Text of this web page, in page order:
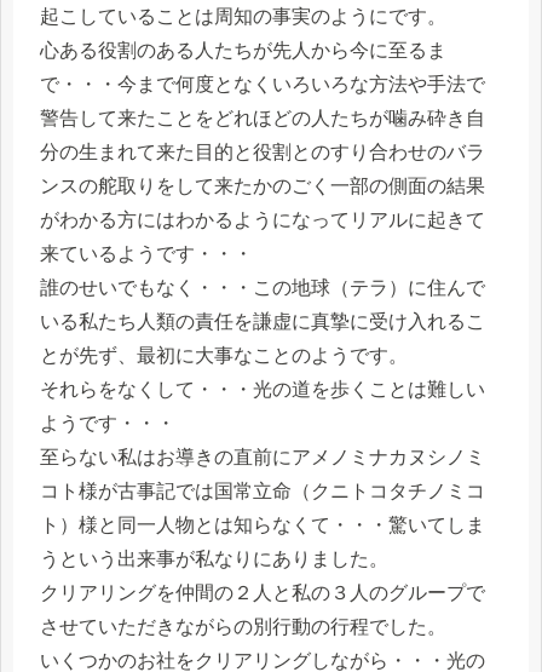
起こしていることは周知の事実のようにです。
心ある役割のある人たちが先人から今に至るま
で・・・今まで何度となくいろいろな方法や手法で
警告して来たことをどれほどの人たちが噛み砕き自
分の生まれて来た目的と役割とのすり合わせのバラ
ンスの舵取りをして来たかのごく一部の側面の結果
がわかる方にはわかるようになってリアルに起きて
来ているようです・・・
誰のせいでもなく・・・この地球（テラ）に住んで
いる私たち人類の責任を謙虚に真摯に受け入れるこ
とが先ず、最初に大事なことのようです。
それらをなくして・・・光の道を歩くことは難しい
ようです・・・
至らない私はお導きの直前にアメノミナカヌシノミ
コト様が古事記では国常立命（クニトコタチノミコ
ト）様と同一人物とは知らなくて・・・驚いてしま
うという出来事が私なりにありました。
クリアリングを仲間の２人と私の３人のグループで
させていただきながらの別行動の行程でした。
いくつかのお社をクリアリングしながら・・・光の